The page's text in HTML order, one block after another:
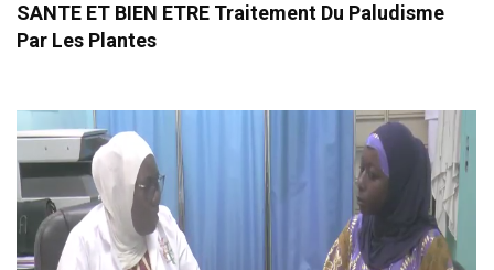
SANTE ET BIEN ETRE Traitement Du Paludisme
Par Les Plantes